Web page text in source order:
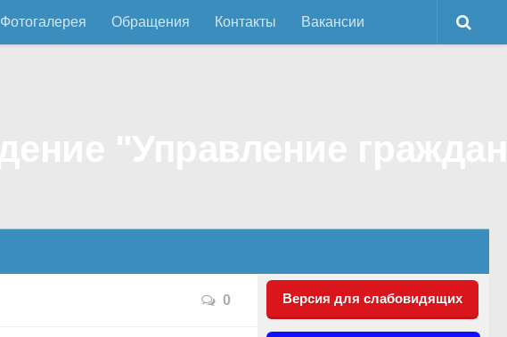
Фотогалерея Обращения Контакты Вакансии
0 Версия для слабовидящих